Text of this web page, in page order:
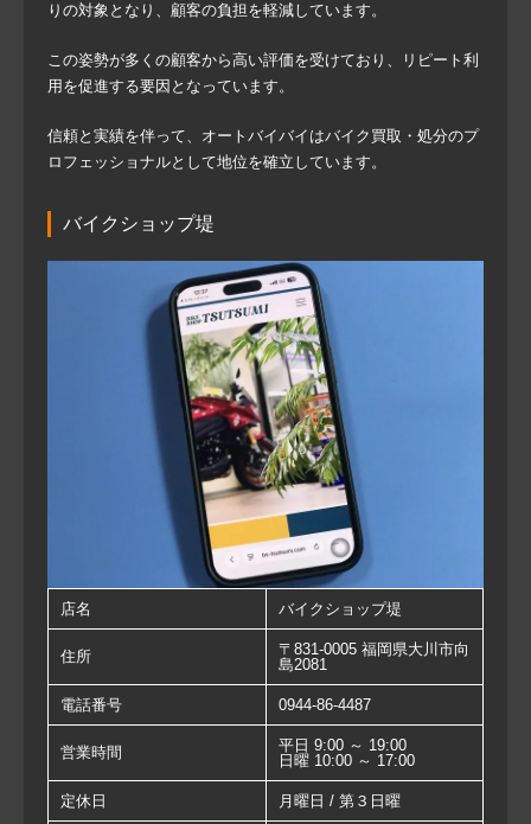
りの対象となり、顧客の負担を軽減しています。
この姿勢が多くの顧客から高い評価を受けており、リピート利
用を促進する要因となっています。
信頼と実績を伴って、オートバイバイはバイク買取・処分のプ
ロフェッショナルとして地位を確立しています。
バイクショップ堤
店名 バイクショップ堤
住所
〒831-0005 福岡県大川市向
島2081
電話番号 0944-86-4487
営業時間
平日 9:00 ～ 19:00
日曜 10:00 ～ 17:00
定休日 月曜日 / 第３日曜